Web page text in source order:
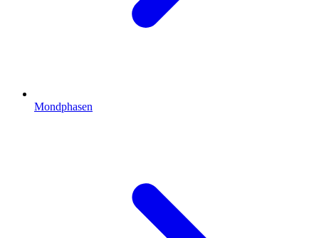
Mondphasen